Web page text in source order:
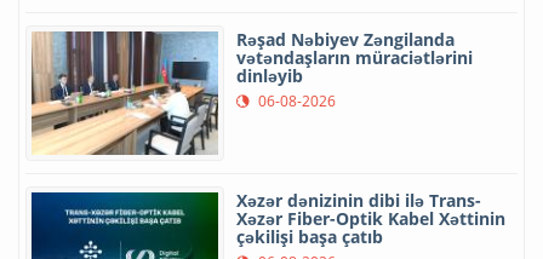
Rəşad Nəbiyev Zəngilanda
vətəndaşların müraciətlərini
dinləyib
06-08-2026
Xəzər dənizinin dibi ilə Trans-
Xəzər Fiber-Optik Kabel Xəttinin
çəkilişi başa çatıb